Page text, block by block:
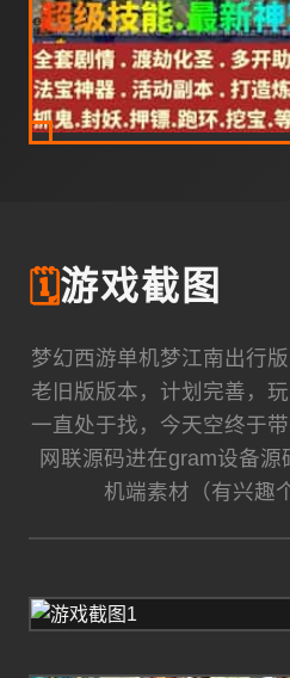
🗓️游戏截图
梦幻西游单机梦江南出行
老旧版版本，计划完善，
一直处于找，今天空终于
网联源码进在gram设备
机端素材（有兴趣